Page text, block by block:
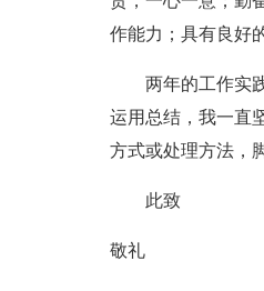
作能力；具有良好
两年的工作实践
运用总结，我一直
方式或处理方法，
此致
敬礼